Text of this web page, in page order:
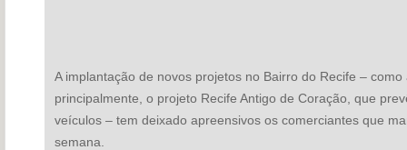
A implantação de novos projetos no Bairro do Recife –
principalmente, o projeto Recife Antigo de Coração, que
veículos – tem deixado apreensivos os comerciantes que
semana.